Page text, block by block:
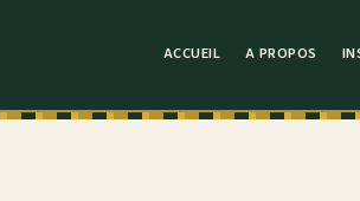
ACCUEIL A PROPOS